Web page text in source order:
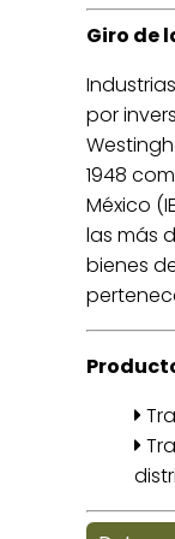
Giro de
por
1948
México
las más
bienes